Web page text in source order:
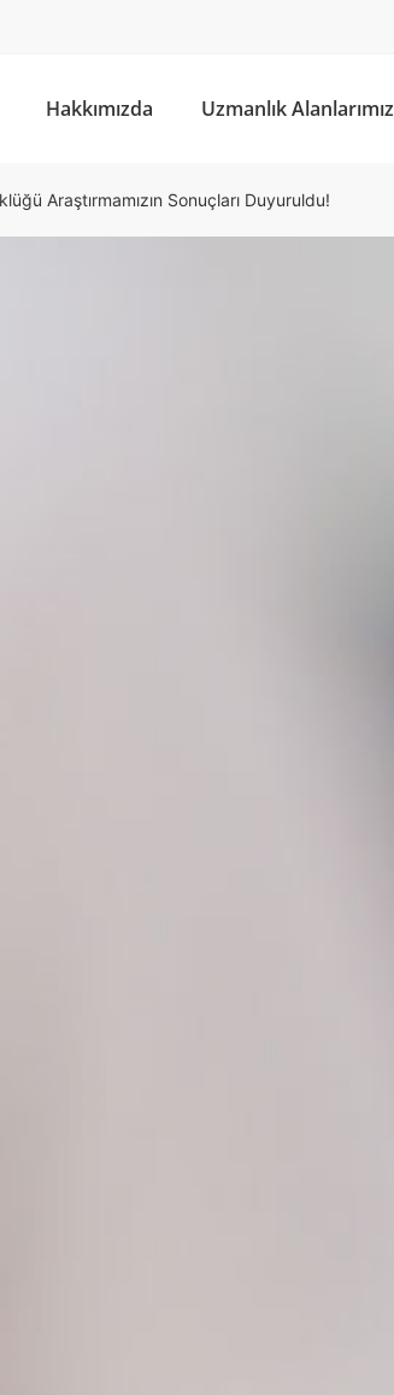
Hakkımızda Uzmanlık Alanlarımız
Araştırmamızın Sonuçları Duyuruldu!